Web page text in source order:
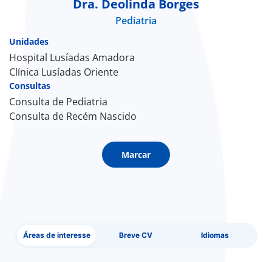
Sport
Dra. Deolinda Borges
Pediatria
Unidades
Hospital Lusíadas Amadora
Clínica Lusíadas Oriente
Consultas
Consulta de Pediatria
Consulta de Recém Nascido
Marcar
Áreas de interesse Breve CV Idiomas